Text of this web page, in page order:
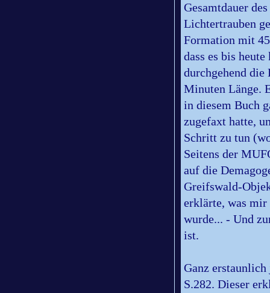
Gesamtdauer
Lichtertrauben
Formation mit
dass es bis
durchgehend die
Minuten Länge.
in diesem Buch
zugefaxt hatte,
Schritt zu tun
Seitens der
auf die
Greifswald-
erklärte, was mir
wurde... - Und
ist.
Ganz
S.282. Dieser